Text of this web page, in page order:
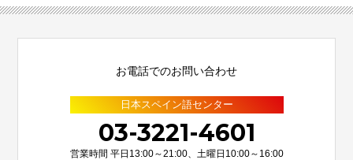
お電話でのお問い合わせ
日本スペイン語センター
03-3221-4601
営業時間 平日13:00～21:00、土曜日10:00～16:00